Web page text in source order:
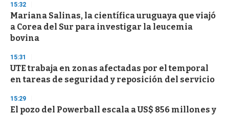
d
s
o
f
3
s
e
c
o
d
s
15:32
Mariana Salinas, la científica uruguaya que viajó
a Corea del Sur para investigar la leucemia
bovina
15:31
UTE trabaja en zonas afectadas por el temporal
en tareas de seguridad y reposición del servicio
15:29
El pozo del Powerball escala a US$ 856 millones y